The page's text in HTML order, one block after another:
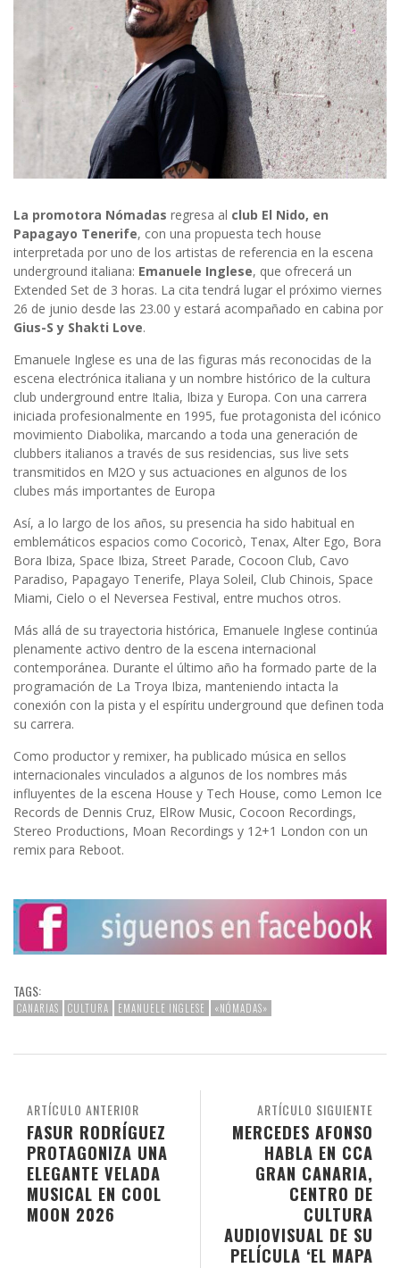
La promotora Nómadas regresa al club El Nido, en
Papagayo Tenerife, con una propuesta tech house
interpretada por uno de los artistas de referencia en la escena
underground italiana: Emanuele Inglese, que ofrecerá un
Extended Set de 3 horas. La cita tendrá lugar el próximo viernes
26 de junio desde las 23.00 y estará acompañado en cabina por
Gius-S y Shakti Love.
Emanuele Inglese es una de las figuras más reconocidas de la
escena electrónica italiana y un nombre histórico de la cultura
club underground entre Italia, Ibiza y Europa. Con una carrera
iniciada profesionalmente en 1995, fue protagonista del icónico
movimiento Diabolika, marcando a toda una generación de
clubbers italianos a través de sus residencias, sus live sets
transmitidos en M2O y sus actuaciones en algunos de los
clubes más importantes de Europa
Así, a lo largo de los años, su presencia ha sido habitual en
emblemáticos espacios como Cocoricò, Tenax, Alter Ego, Bora
Bora Ibiza, Space Ibiza, Street Parade, Cocoon Club, Cavo
Paradiso, Papagayo Tenerife, Playa Soleil, Club Chinois, Space
Miami, Cielo o el Neversea Festival, entre muchos otros.
Más allá de su trayectoria histórica, Emanuele Inglese continúa
plenamente activo dentro de la escena internacional
contemporánea. Durante el último año ha formado parte de la
programación de La Troya Ibiza, manteniendo intacta la
conexión con la pista y el espíritu underground que definen toda
su carrera.
Como productor y remixer, ha publicado música en sellos
internacionales vinculados a algunos de los nombres más
influyentes de la escena House y Tech House, como Lemon Ice
Records de Dennis Cruz, ElRow Music, Cocoon Recordings,
Stereo Productions, Moan Recordings y 12+1 London con un
remix para Reboot.
TAGS:
CANARIAS CULTURA EMANUELE INGLESE «NÓMADAS»
ARTÍCULO SIGUIENTE
MERCEDES AFONSO
HABLA EN CCA
GRAN CANARIA,
CENTRO DE
CULTURA
AUDIOVISUAL DE SU
PELÍCULA ‘EL MAPA
ARTÍCULO ANTERIOR
FASUR RODRÍGUEZ
PROTAGONIZA UNA
ELEGANTE VELADA
MUSICAL EN COOL
MOON 2026